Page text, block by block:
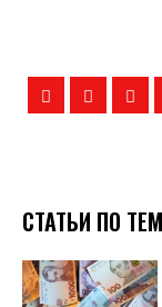
СТАТЬИ ПО